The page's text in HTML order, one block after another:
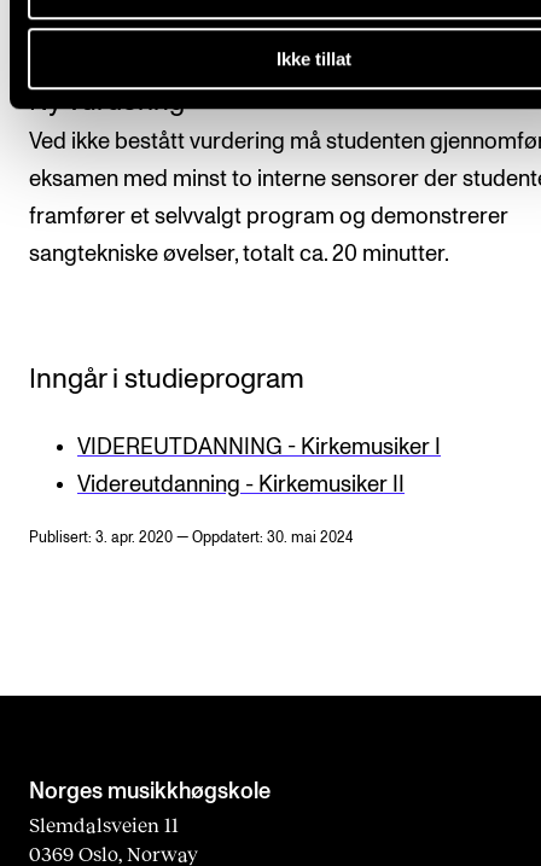
Ikke tillat
faglige nivå gjennom arbeidet med emnet.
Ny vurdering
Ved ikke bestått vurdering må studenten
eksamen med minst to interne sensorer der
framfører et selvvalgt program og demonstrerer
sangtekniske øvelser, totalt ca. 20 minutter.
Inngår i studieprogram
VIDEREUTDANNING - Kirkemusiker I
Videreutdanning - Kirkemusiker II
Publisert: 3. apr. 2020 — Oppdatert: 30. mai 2024
Norges musikk­høgskole
Slemdalsveien 11
0369 Oslo, Norway